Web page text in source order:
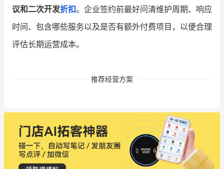
议和二次开发折扣。企业签约前最好问清维护周期、响应
时间、包含哪些服务以及是否有额外付费项目，以便合理
评估长期运营成本。
推荐经营方案